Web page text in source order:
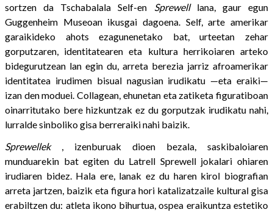
sortzen da Tschabalala Self-en Sprewelllana, gaur egun
Guggenheim Museoan ikusgai dagoena. Self, arte amerikar
garaikideko ahots ezagunenetako bat, urteetan zehar
gorputzaren, identitatearen eta kultura herrikoiaren arteko
bidegurutzean lan egin du, arreta berezia jarriz afroamerikar
identitatea irudimen bisual nagusian irudikatu —eta eraiki—
izan den moduei. Collagean, ehunetan eta zatiketa figuratiboan
oinarritutako bere hizkuntzak ez du gorputzak irudikatu nahi,
lurralde sinboliko gisa berreraiki nahi baizik.
Sprewellek, izenburuak dioen bezala, saskibaloiaren
munduarekin bat egiten du Latrell Sprewell jokalari ohiaren
irudiaren bidez. Hala ere, lanak ez du haren kirol biografian
arreta jartzen, baizik eta figura hori katalizatzaile kultural gisa
erabiltzen du: atleta ikono bihurtua, ospea eraikuntza estetiko